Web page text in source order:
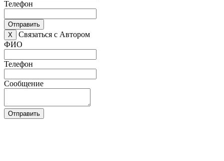
Телефон
Отправить
X
Связаться с Автором
ФИО
Телефон
Сообщение
Отправить